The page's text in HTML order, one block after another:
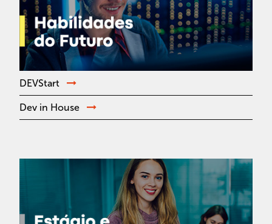
DEVStart
Dev in House